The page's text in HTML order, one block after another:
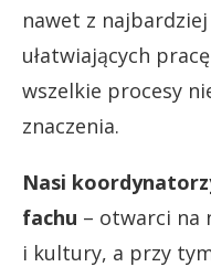
nawet z
ułatwiających
wszelkie procesy
znaczenia.
Nasi
fachu – otwarci na
i kultury, a przy